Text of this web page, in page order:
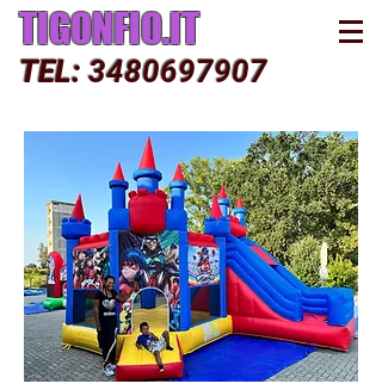
TEL: 3480697907
TIGONFIO.IT